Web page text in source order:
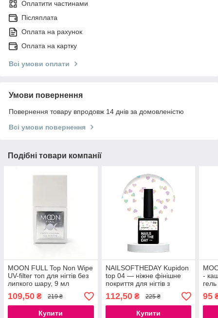
Оплатити частинами
Післяплата
Оплата на рахунок
Оплата на картку
Всі умови оплати
Умови повернення
Повернення товару впродовж 14 днів за домовленістю
Всі умови повернення
Подібні товари компанії
MOON FULL Top Non Wipe
UV-filter топ для нігтів без
липкого шару, 9 мл
109,50 ₴ 219 ₴
Купити
NAILSOFTHEDAY Kupidon
top 04 — ніжне фінішне
покриття для нігтів з
голографічними
сердечками, без липкого
шару, 10 мл
112,50₴ 225 ₴
Купити
-
95